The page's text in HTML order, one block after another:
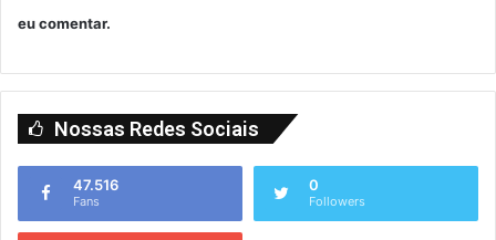
eu comentar.
Nossas Redes Sociais
47.516
Fans
0
Followers